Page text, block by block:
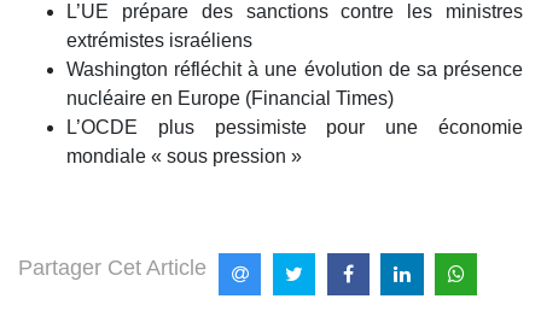
L’UE prépare des sanctions contre les ministres
extrémistes israéliens
Washington réfléchit à une évolution de sa présence
nucléaire en Europe (Financial Times)
L’OCDE plus pessimiste pour une économie
mondiale « sous pression »
Partager Cet Article